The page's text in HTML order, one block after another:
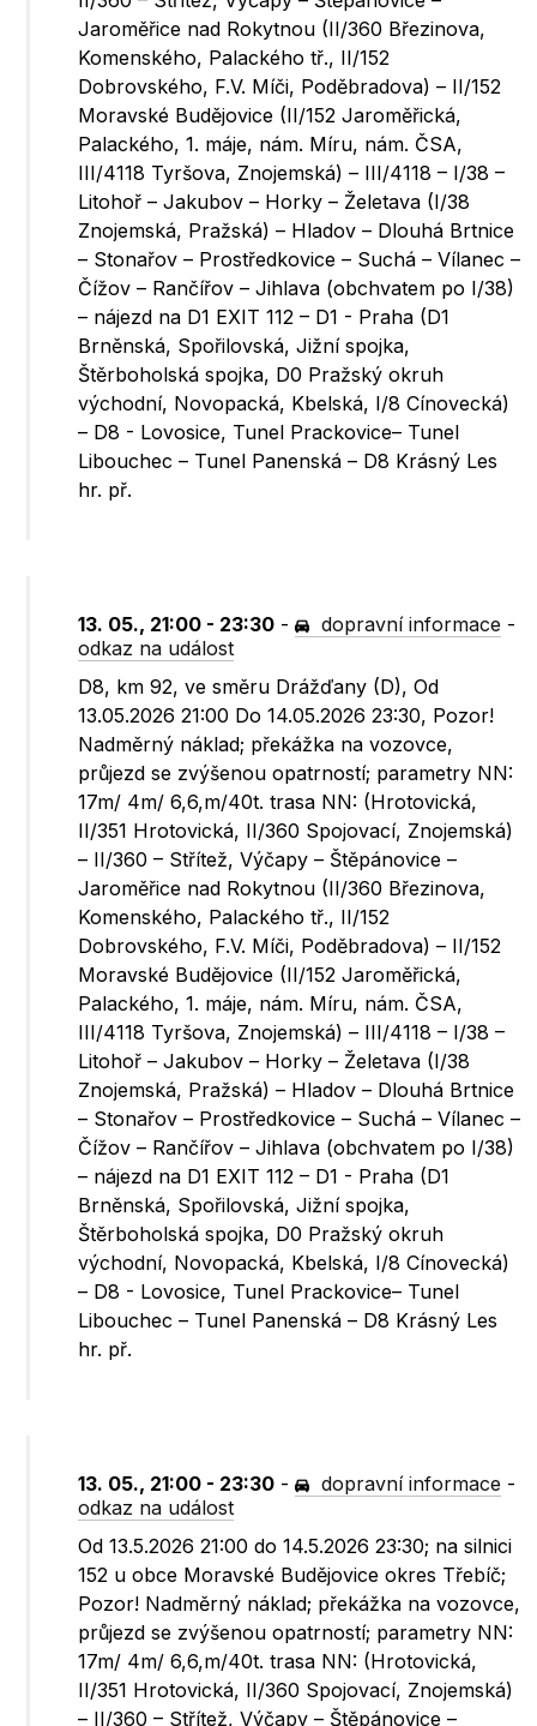
Jaroměřice nad Rokytnou (II/360 Březinova,
Komenského, Palackého tř., II/152
Dobrovského, F.V. Míči, Poděbradova) – II/152
Moravské Budějovice (II/152 Jaroměřická,
Palackého, 1. máje, nám. Míru, nám. ČSA,
III/4118 Tyršova, Znojemská) – III/4118 – I/38 –
Litohoř – Jakubov – Horky – Želetava (I/38
Znojemská, Pražská) – Hladov – Dlouhá Brtnice
– Stonařov – Prostředkovice – Suchá – Vílanec –
Čížov – Rančířov – Jihlava (obchvatem po I/38)
– nájezd na D1 EXIT 112 – D1 - Praha (D1
Brněnská, Spořilovská, Jižní spojka,
Štěrboholská spojka, D0 Pražský okruh
východní, Novopacká, Kbelská, I/8 Cínovecká)
– D8 - Lovosice, Tunel Prackovice– Tunel
Libouchec – Tunel Panenská – D8 Krásný Les
hr. př.
13. 05., 21:00 - 23:30 - dopravní informace -
odkaz na událost
D8, km 92, ve směru Drážďany (D), Od
13.05.2026 21:00 Do 14.05.2026 23:30, Pozor!
Nadměrný náklad; překážka na vozovce,
průjezd se zvýšenou opatrností; parametry NN:
17m/ 4m/ 6,6,m/40t. trasa NN: (Hrotovická,
II/351 Hrotovická, II/360 Spojovací, Znojemská)
– II/360 – Střítež, Výčapy – Štěpánovice –
Jaroměřice nad Rokytnou (II/360 Březinova,
Komenského, Palackého tř., II/152
Dobrovského, F.V. Míči, Poděbradova) – II/152
Moravské Budějovice (II/152 Jaroměřická,
Palackého, 1. máje, nám. Míru, nám. ČSA,
III/4118 Tyršova, Znojemská) – III/4118 – I/38 –
Litohoř – Jakubov – Horky – Želetava (I/38
Znojemská, Pražská) – Hladov – Dlouhá Brtnice
– Stonařov – Prostředkovice – Suchá – Vílanec –
Čížov – Rančířov – Jihlava (obchvatem po I/38)
– nájezd na D1 EXIT 112 – D1 - Praha (D1
Brněnská, Spořilovská, Jižní spojka,
Štěrboholská spojka, D0 Pražský okruh
východní, Novopacká, Kbelská, I/8 Cínovecká)
– D8 - Lovosice, Tunel Prackovice– Tunel
Libouchec – Tunel Panenská – D8 Krásný Les
hr. př.
13. 05., 21:00 - 23:30 - dopravní informace -
odkaz na událost
Od 13.5.2026 21:00 do 14.5.2026 23:30; na silnici
152 u obce Moravské Budějovice okres Třebíč;
Pozor! Nadměrný náklad; překážka na vozovce,
průjezd se zvýšenou opatrností; parametry NN:
17m/ 4m/ 6,6,m/40t. trasa NN: (Hrotovická,
II/351 Hrotovická, II/360 Spojovací, Znojemská)
– II/360 – Střítež, Výčapy – Štěpánovice –